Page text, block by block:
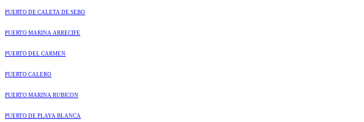
PUERTO DE CALETA DE SEBO
PUERTO MARINA ARRECIFE
PUERTO DEL CARMEN
PUERTO CALERO
PUERTO MARINA RUBICON
PUERTO DE PLAYA BLANCA